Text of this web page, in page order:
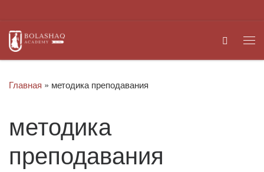
Search
Главная » методика преподавания
методика
преподавания